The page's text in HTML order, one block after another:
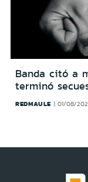
Banda citó a
terminó
REDMAULE 01/08/